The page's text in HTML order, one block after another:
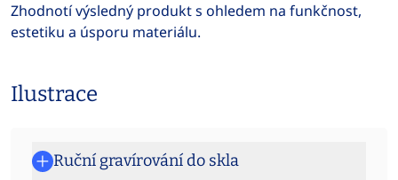
Zhodnotí výsledný produkt s ohledem na funkčnost,
estetiku a úsporu materiálu.
Ilustrace
Ruční gravírování do skla